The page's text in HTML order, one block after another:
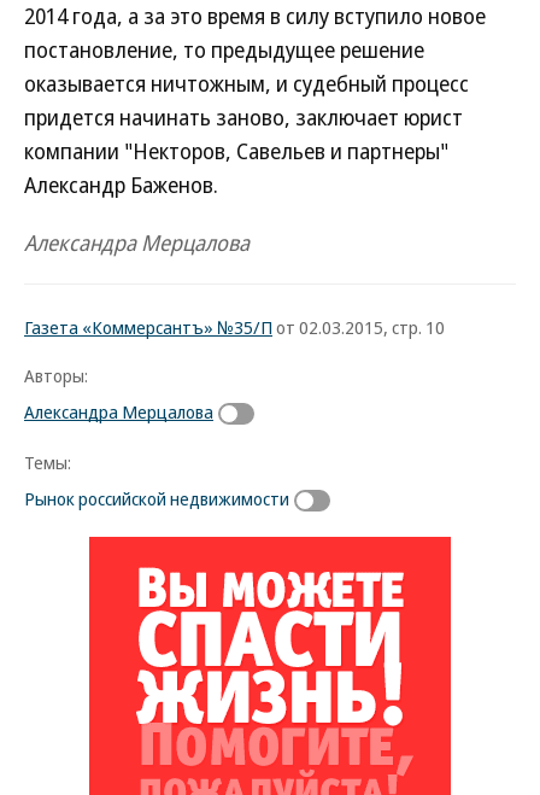
2014 года, а за это время в силу вступило новое
постановление, то предыдущее решение
оказывается ничтожным, и судебный процесс
придется начинать заново, заключает юрист
компании "Некторов, Савельев и партнеры"
Александр Баженов.
Александра Мерцалова
Газета «Коммерсантъ» №35/П от 02.03.2015, стр. 10
Авторы:
Александра Мерцалова
Темы:
Рынок российской недвижимости